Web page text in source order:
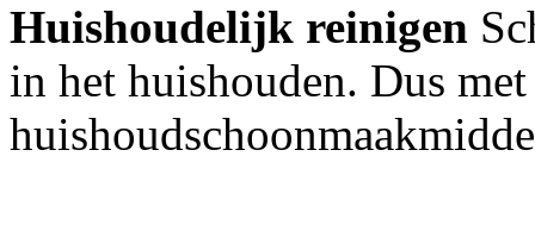
Huishoudelijk reinigen
in het huishouden. Dus